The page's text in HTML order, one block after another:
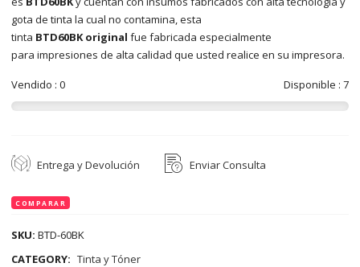
gota de tinta la cual no contamina, esta
tinta BTD60BK originalfue fabricada especialmente
para impresiones de alta calidad que usted realice en su impresora.
Disponible : 7
Vendido : 0
Entrega y Devolución Enviar Consulta
COMPARAR
SKU:BTD-60BK
CATEGORY: Tinta y Tóner